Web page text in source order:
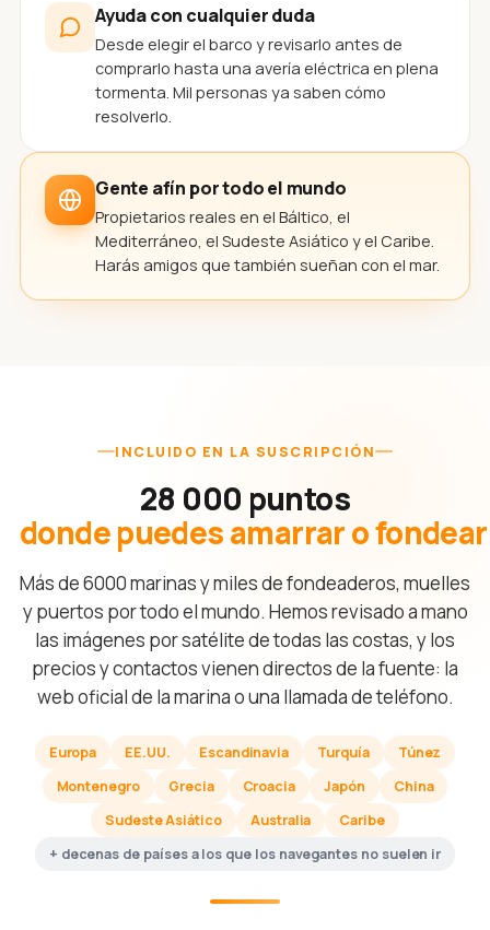
Ayuda con cualquier duda
Desde elegir el barco y revisarlo antes de
comprarlo hasta una avería eléctrica en plena
tormenta. Mil personas ya saben cómo
resolverlo.
Gente afín por todo el mundo
Propietarios reales en el Báltico, el
Mediterráneo, el Sudeste Asiático y el Caribe.
Harás amigos que también sueñan con el mar.
INCLUIDO EN LA SUSCRIPCIÓN
28 000 puntos
donde puedes amarrar o fondear
Más de 6000 marinas y miles de fondeaderos, muelles
y puertos por todo el mundo. Hemos revisado a mano
las imágenes por satélite de todas las costas, y los
precios y contactos vienen directos de la fuente: la
web oficial de la marina o una llamada de teléfono.
Europa EE.UU. Escandinavia Turquía
Túnez
Montenegro
Grecia Croacia Japón
China
Sudeste Asiático
Australia
Caribe
+ decenas de países a los que los navegantes no suelen ir